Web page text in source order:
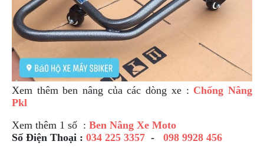
Xem thêm ben nâng của các dòng xe : Chống Nâng
Pkl
Xem thêm 1 số : Ben Nâng Xe Moto
Số Điện Thoại : 034 225 3357 - 098 9928 456